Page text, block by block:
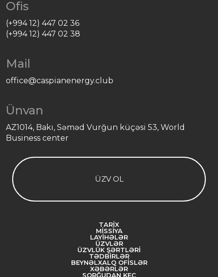
Ofis
(+994 12) 447 02 36
(+994 12) 447 02 38
Mail
office@caspianenergy.club
Ünvan
AZ1014, Bakı, Səməd Vurğun küçəsi 53, World
Business center
ÜZV OL
TARIX
MISSIYA
LAYIHƏLƏR
ÜZVLƏR
ÜZVLÜK ŞƏRTLƏRI
TƏDBIRLƏR
BEYNƏLXALQ OFISLƏR
XƏBƏRLƏR
SORĞUDAN KEÇ